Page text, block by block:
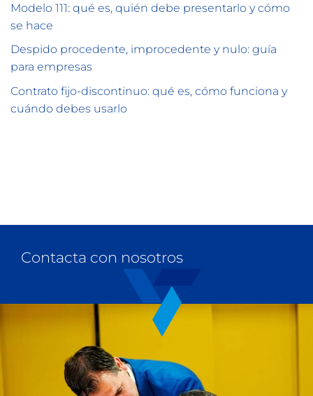
Modelo 111: qué es, quién debe presentarlo y cómo
se hace
Despido procedente, improcedente y nulo: guía
para empresas
Contrato fijo-discontinuo: qué es, cómo funciona y
cuándo debes usarlo
Contacta con nosotros